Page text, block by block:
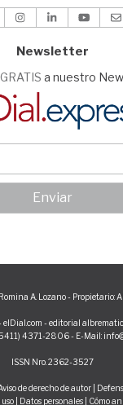
Newsletter
GRATIS a nuestro
A. Lozano - Propietario:
elDial.com - editorial
4371-2806 - E-Mail:
ISSN Nro. 2362-3527
de derecho de autor
| Datos personales| Cómo